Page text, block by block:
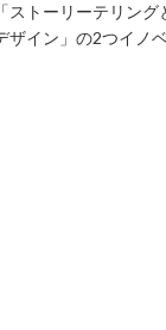
ストーリーテリング
ザイン」の2つイノ